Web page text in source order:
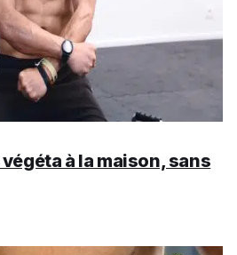
à la maison, sans